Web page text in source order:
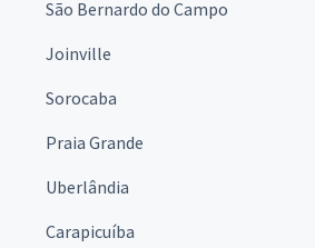
São Bernardo do Campo
Joinville
Sorocaba
Praia Grande
Uberlândia
Carapicuíba